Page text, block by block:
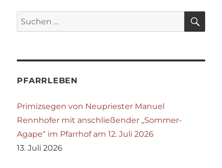
Suchen
nach:
PFARRLEBEN
Primizsegen von Neupriester Manuel
Rennhofer mit anschließender „Sommer-
Agape“ im Pfarrhof am 12. Juli 2026
13. Juli 2026